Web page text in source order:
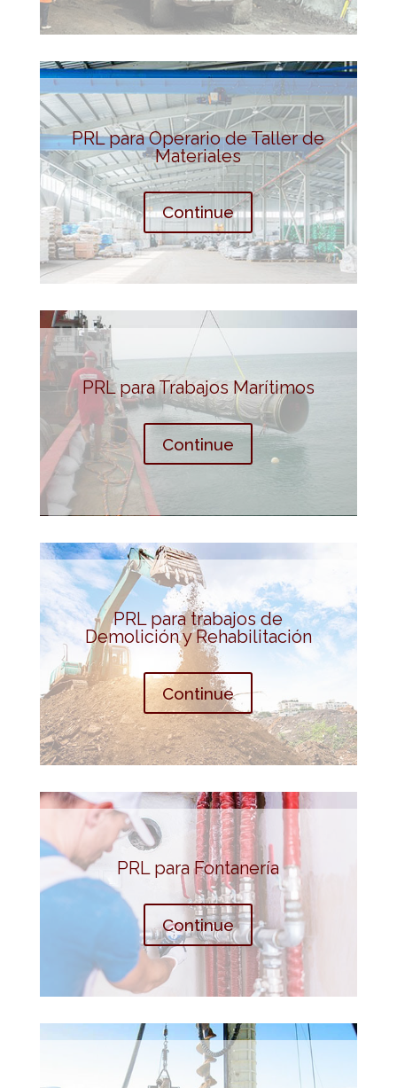
PRL para Operario de Taller de
Materiales
Continue
PRL para Trabajos Marítimos
Continue
PRL para trabajos de
Demolición y Rehabilitación
Continue
PRL para Fontanería
Continue